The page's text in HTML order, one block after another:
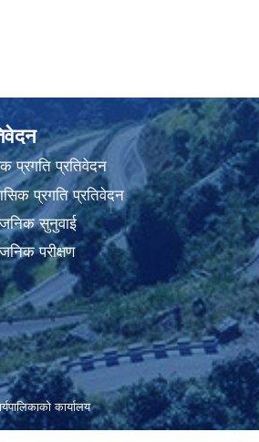
प्रगति प्रतिवेदन
प्रगति प्रतिवेदन
सुनुवाई
परीक्षण
कार्यालय